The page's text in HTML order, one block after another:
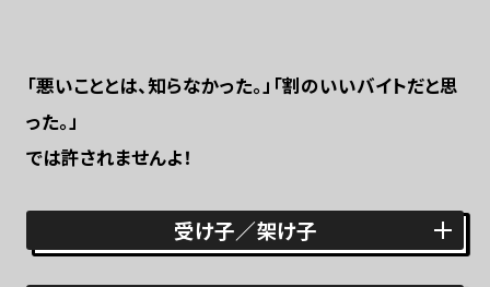
「悪いこととは、知らなかった。」「割のいいバイトだと思
った。」
では許されませんよ！
受け子／架け子
「受け子」や「架け子」として、「お金をもらってくる」「被害者に嘘の電